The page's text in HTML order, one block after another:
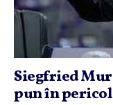
Siegfried
pun în